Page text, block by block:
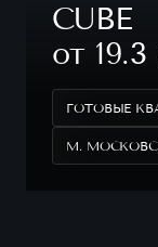
CUBE
от
ГОТОВЫЕ
М.